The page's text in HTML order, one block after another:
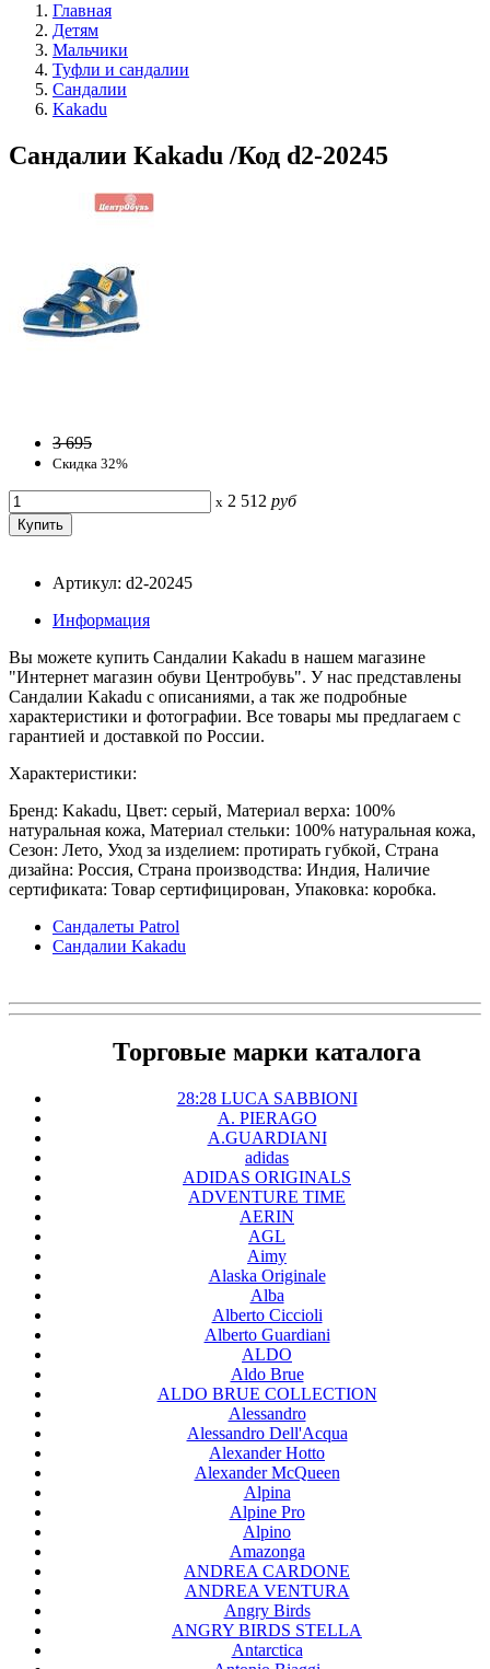
Главная
Детям
Мальчики
Туфли и сандалии
Сандалии
Kakadu
Сандалии Kakadu /Код d2-20245
3 695
Скидка 32%
x 2 512 руб
Артикул: d2-20245
Информация
Вы можете купить Сандалии Kakadu в нашем магазине
"Интернет магазин обуви Центробувь". У нас представлены
Сандалии Kakadu с описаниями, а так же подробные
характеристики и фотографии. Все товары мы предлагаем с
гарантией и доставкой по России.
Характеристики:
Бренд: Kakadu, Цвет: серый, Материал верха: 100%
натуральная кожа, Материал стельки: 100% натуральная кожа,
Сезон: Лето, Уход за изделием: протирать губкой, Страна
дизайна: Россия, Страна производства: Индия, Наличие
сертификата: Товар сертифицирован, Упаковка: коробка.
Сандалеты Patrol
Сандалии Kakadu
Торговые марки каталога
28:28 LUCA SABBIONI
A. PIERAGO
A.GUARDIANI
adidas
ADIDAS ORIGINALS
ADVENTURE TIME
AERIN
AGL
Aimy
Alaska Originale
Alba
Alberto Ciccioli
Alberto Guardiani
ALDO
Aldo Brue
ALDO BRUE COLLECTION
Alessandro
Alessandro Dell'Acqua
Alexander Hotto
Alexander McQueen
Alpina
Alpine Pro
Alpino
Amazonga
ANDREA CARDONE
ANDREA VENTURA
Angry Birds
ANGRY BIRDS STELLA
Antarctica